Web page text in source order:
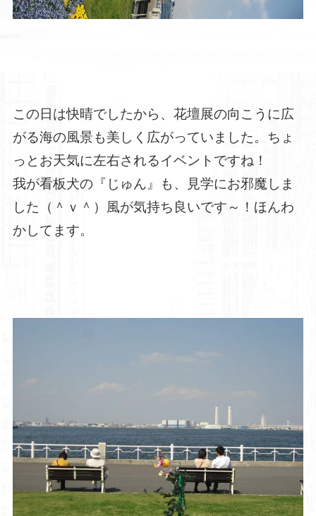
この日は快晴でしたから、花壇展の向こうに広
がる海の風景も美しく広がっていました。ちょ
っとお天気に左右されるイベントですね！
我が看板犬の『じゅん』も、見学にお邪魔しま
した（＾ｖ＾）風が気持ち良いです～！ほんわ
かしてます。